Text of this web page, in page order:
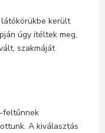
került
úgy ítéltek meg,
szakmáját
feltűnnek
A kiválasztás